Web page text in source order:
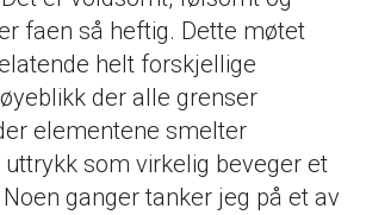
faen så heftig. Dette møtet
helt forskjellige
der alle grenser
elementene smelter
som virkelig beveger et
ganger tanker jeg på et av